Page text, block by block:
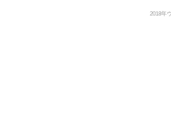
2018年